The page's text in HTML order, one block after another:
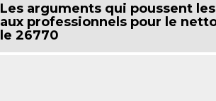
Les arguments qui poussent
aux professionnels pour le
le 26770